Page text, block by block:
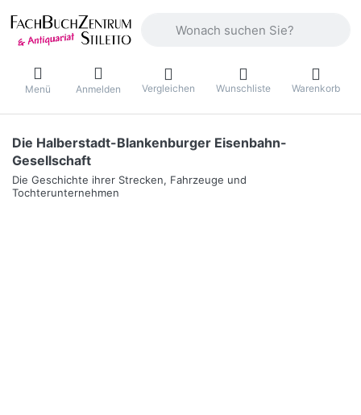
Menü Anmelden Vergleichen Wunschliste Warenkorb
Die Halberstadt-Blankenburger Eisenbahn-
Gesellschaft
Die Geschichte ihrer Strecken, Fahrzeuge und
Tochterunternehmen